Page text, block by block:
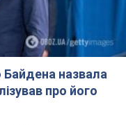
назвала
про його